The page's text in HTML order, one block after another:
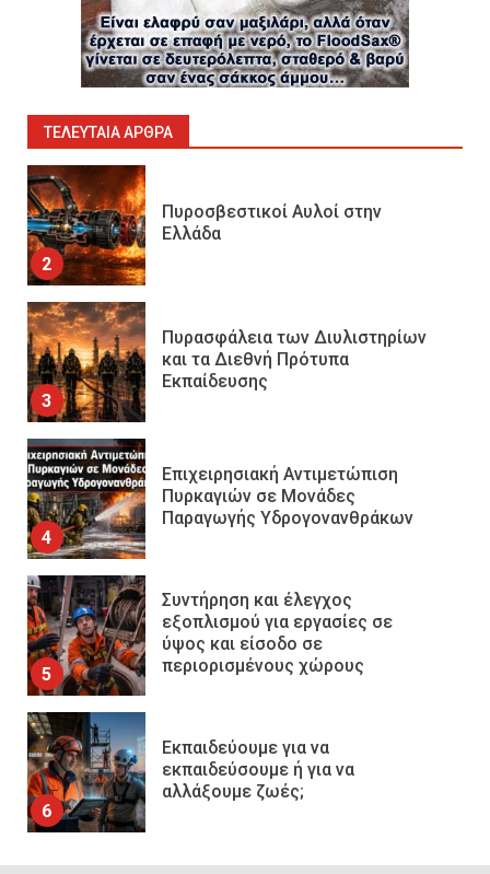
ΤΕΛΕΥΤΑΊΑ ΆΡΘΡΑ
2
Ελλάδα
3
Πυρασφάλεια των Διυλιστηρίων
και τα Διεθνή Πρότυπα
4
Επιχειρησιακή Αντιμετώπιση
Πυρκαγιών σε Μονάδες
5
Συντήρηση και έλεγχος
εξοπλισμού για εργασίες σε
ύψος και είσοδο σε
6
Εκπαιδεύουμε για να
εκπαιδεύσουμε ή για να
αλλάξουμε ζωές;
7
Sprinklers: Ο «αόρατος φύλακας
άγγελος» πάνω από το κεφάλι